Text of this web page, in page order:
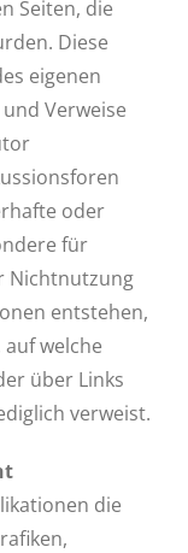
Seiten, die
Diese
eigenen
Verweise
oder
für
Nichtnutzung
entstehen,
welche
über Links
verweist.
die